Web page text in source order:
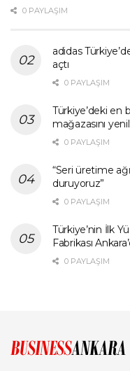
0 PAYLAŞIM
adidas
açtı
0 PAYLAŞIM
Türkiye’deki en
mağazasını
0 PAYLAŞIM
“Seri üretime
duruyoruz”
0 PAYLAŞIM
Türkiye’nin İlk
Fabrikası
0 PAYLAŞIM